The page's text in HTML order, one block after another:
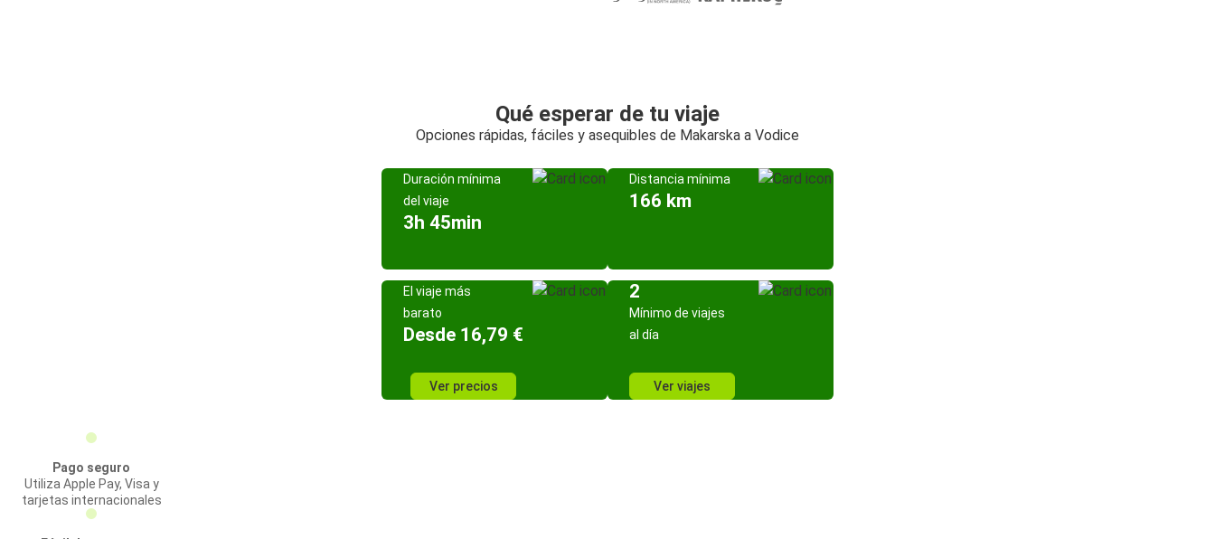
Qué esperar de tu viaje
Opciones rápidas, fáciles y asequibles de Makarska a Vodice
Duración mínima
del viaje
3h 45min
Distancia mínima
166 km
El viaje más
barato
Desde 16,79 €
Ver precios
2
Mínimo de viajes
al día
Ver viajes
Pago seguro
Utiliza Apple Pay, Visa y
tarjetas internacionales